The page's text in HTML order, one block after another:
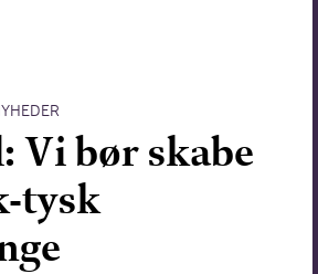
Vi bør skabe
tysk